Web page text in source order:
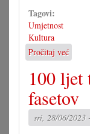
Tagovi:
Umjetnost
Kultura
Pročitaj već
izlaže
u
100 ljet
fasetov
sri, 28/06/2023